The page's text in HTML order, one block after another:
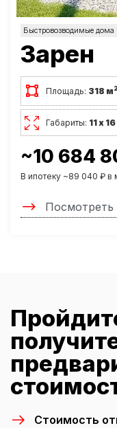
Быстровозводимые дома
Зарен
Площадь: 318 м2
Габариты: 11 х 16
~10 684
В ипотеку ~89 040 ₽ в
Посмотреть
Стоимость